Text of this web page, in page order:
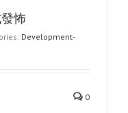
怖
Development-
0